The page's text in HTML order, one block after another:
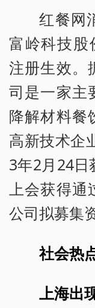
红餐网
富岭科技股
注册生效。
司是一家主
降解材料餐
高新技术企
3年2月24日
上会获得
公司拟募集
社会热
上海出